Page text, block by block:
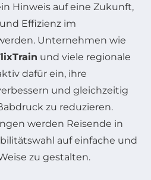
Hinweis auf eine Zukunft,
Effizienz im
Unternehmen wie
und viele regionale
dafür ein, ihre
und gleichzeitig
zu reduzieren.
werden Reisende in
auf einfache und
zu gestalten.